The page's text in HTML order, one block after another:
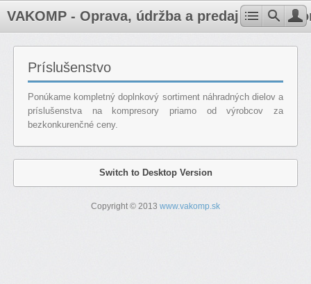
VAKOMP - Oprava, údržba a predaj
Príslušenstvo
Ponúkame kompletný doplnkový sortiment náhradných dielov a
príslušenstva na kompresory priamo od výrobcov za
bezkonkurenčné ceny.
Switch to Desktop Version
Copyright © 2013 www.vakomp.sk